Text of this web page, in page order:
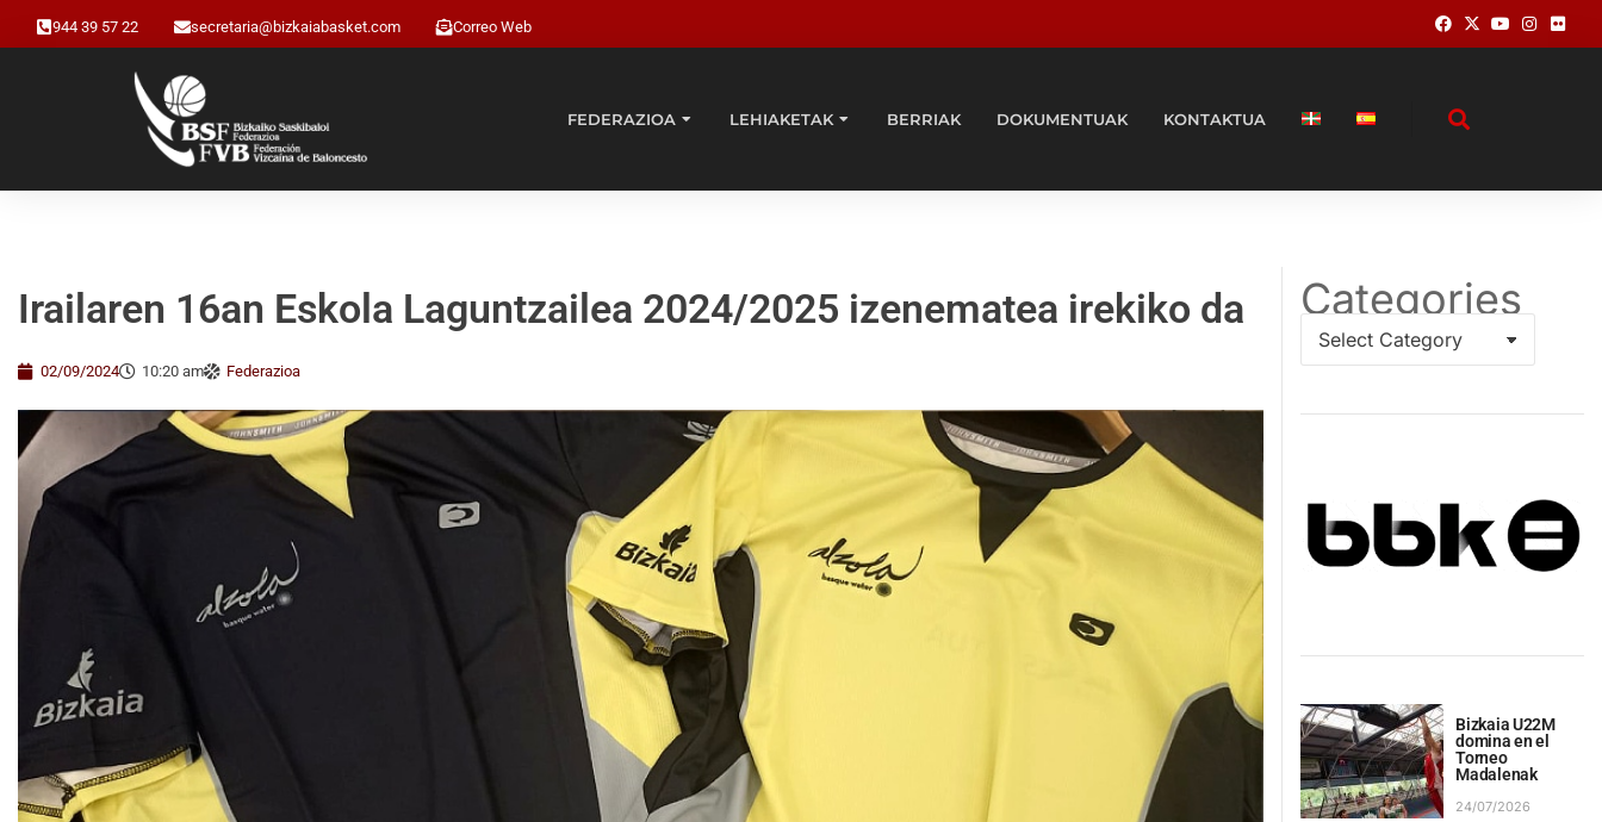
944 39 57 22 secretaria@bizkaiabasket.com Correo Web
FEDERAZIOA LEHIAKETAK BERRIAK DOKUMENTUAK KONTAKTUA
Irailaren 16an Eskola Laguntzailea 2024/2025 izenematea irekiko da
02/09/2024 10:20 am Federazioa
Categories
Bizkaia U22M
domina en el
Torneo
Madalenak
24/07/2026